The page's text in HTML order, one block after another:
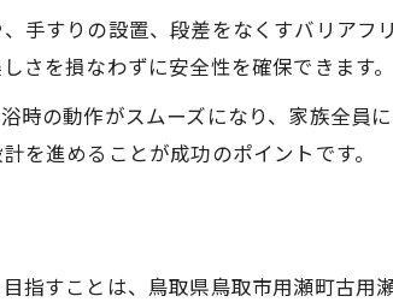
ムに役立つ最新助成金情報
カル空間の作り方を解説
ムの費用を抑えるクラシカルな工夫
るクラシカルお風呂リフォーム法
いお風呂リフォームの選び方
手すりの設置、段差をなくすバリアフ
さを損なわずに安全性を確保できます。
時の動作がスムーズになり、家族全員
を進めることが成功のポイントです。
指すことは、鳥取県鳥取市用瀬町古用